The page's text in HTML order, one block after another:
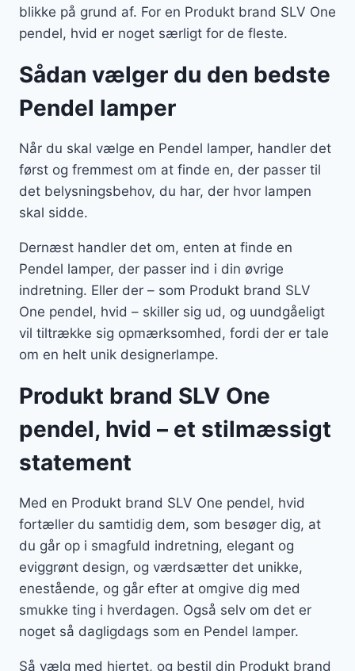
blikke på grund af. For en Produkt brand SLV One
pendel, hvid er noget særligt for de fleste.
Sådan vælger du den bedste
Pendel lamper
Når du skal vælge en Pendel lamper, handler det
først og fremmest om at finde en, der passer til
det belysningsbehov, du har, der hvor lampen
skal sidde.
Dernæst handler det om, enten at finde en
Pendel lamper, der passer ind i din øvrige
indretning. Eller der – som Produkt brand SLV
One pendel, hvid – skiller sig ud, og uundgåeligt
vil tiltrække sig opmærksomhed, fordi der er tale
om en helt unik designerlampe.
Produkt brand SLV One
pendel, hvid – et stilmæssigt
statement
Med en Produkt brand SLV One pendel, hvid
fortæller du samtidig dem, som besøger dig, at
du går op i smagfuld indretning, elegant og
eviggrønt design, og værdsætter det unikke,
enestående, og går efter at omgive dig med
smukke ting i hverdagen. Også selv om det er
noget så dagligdags som en Pendel lamper.
Så vælg med hjertet, og bestil din Produkt brand